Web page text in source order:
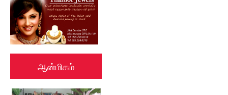
ஆன்மிகம்